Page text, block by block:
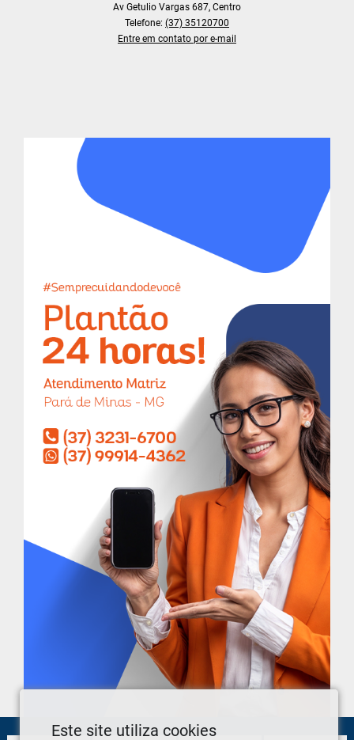
Este site utiliza cookies
Av Getulio Vargas 687, Centro
Telefone: (37) 35120700
Entre em contato por e-mail